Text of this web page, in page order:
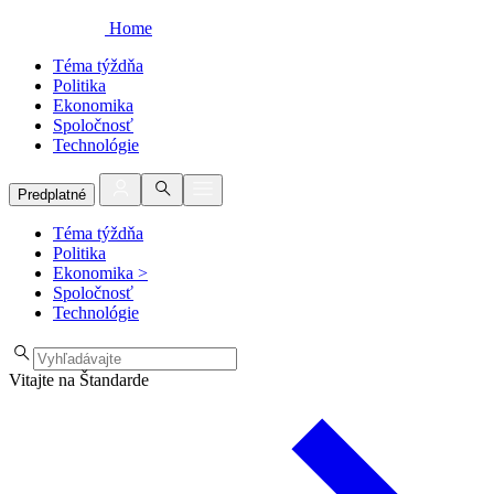
Home
Téma týždňa
Politika
Ekonomika
Spoločnosť
Technológie
Predplatné
Téma týždňa
Politika
Ekonomika >
Spoločnosť
Technológie
Vitajte na Štandarde